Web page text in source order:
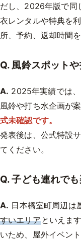
だし、2026年版で同
衣レンタルや特典を
所、予約、返却時間
Q. 風鈴スポット
A. 2025年実績では
風鈴や打ち水企画が
式未確認です。
発表後は、公式特設
てください。
Q. 子ども連れで
A. 日本橋室町周辺は
すいエリアといえま
いため、屋外イベン